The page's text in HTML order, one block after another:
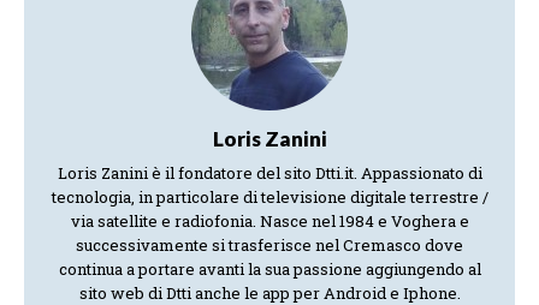
Loris Zanini
Loris Zanini è il fondatore del sito Dtti.it. Appassionato di
tecnologia, in particolare di televisione digitale terrestre /
via satellite e radiofonia. Nasce nel 1984 e Voghera e
successivamente si trasferisce nel Cremasco dove
continua a portare avanti la sua passione aggiungendo al
sito web di Dtti anche le app per Android e Iphone.